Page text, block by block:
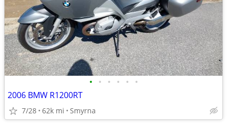
• • • • • •
2006 BMW R1200RT
7/28 62k mi Smyrna